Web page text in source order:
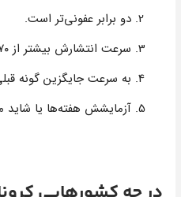
دو برابر عفونی‌تر است.
سرعت انتشارش بیشتر از ۷۰ درصد است.
به سرعت جایگزین گونه
آزمایشش هفته‌ها یا